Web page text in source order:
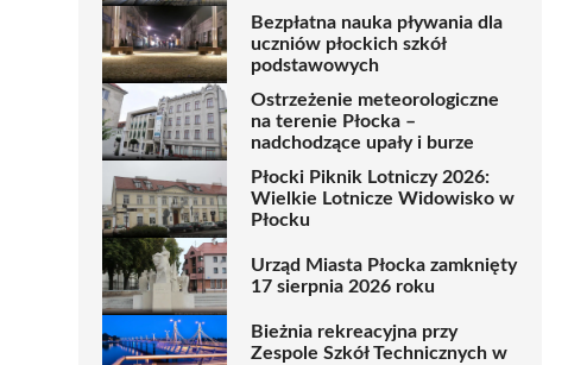
Bezpłatna nauka pływania dla
uczniów płockich szkół
podstawowych
Ostrzeżenie meteorologiczne
na terenie Płocka –
nadchodzące upały i burze
Płocki Piknik Lotniczy 2026:
Wielkie Lotnicze Widowisko w
Płocku
Urząd Miasta Płocka zamknięty
17 sierpnia 2026 roku
Bieżnia rekreacyjna przy
Zespole Szkół Technicznych w